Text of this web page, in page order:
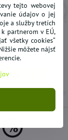
40%
laku FIX IT
PRO
€
tejto webovej
údajov o jej
a služby tretích
partnerom v EÚ,
všetky cookies“
môžete nájsť